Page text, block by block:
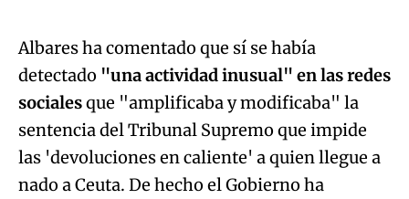
Albares ha comentado que sí se había
detectado "una actividad inusual" en las redes
socialesque "amplificaba y modificaba" la
sentencia del Tribunal Supremo que impide
las 'devoluciones en caliente' a quien llegue a
nado a Ceuta. De hecho el Gobierno ha